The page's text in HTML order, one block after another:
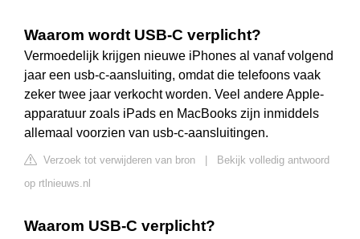
Waarom wordt USB-C verplicht?
Vermoedelijk krijgen nieuwe iPhones al vanaf volgend
jaar een usb-c-aansluiting, omdat die telefoons vaak
zeker twee jaar verkocht worden. Veel andere Apple-
apparatuur zoals iPads en MacBooks zijn inmiddels
allemaal voorzien van usb-c-aansluitingen.
Verzoek tot verwijderen van bron
Bekijk volledig antwoord
op rtlnieuws.nl
Waarom USB-C verplicht?